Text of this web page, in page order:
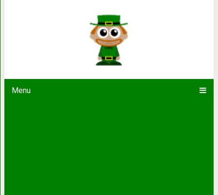
Menu
Невероятная история